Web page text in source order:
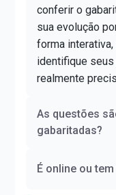
conferir o
sua evolução
forma
identifique
realmente
As questões
gabaritadas?
É online ou